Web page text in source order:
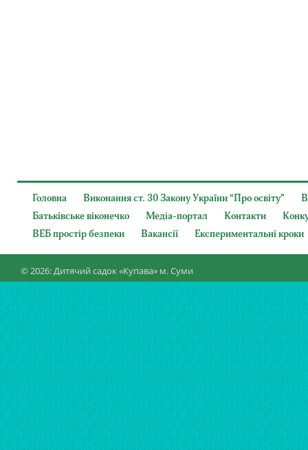
Головна Виконання ст. 30 Закону України “Про освіту”
Батьківське віконечко
Медіа-портал Контакти
ВЕБ простір безпеки
Вакансії Експериментальні кроки
© 2026: Дитячий садок «Купава» м. Суми